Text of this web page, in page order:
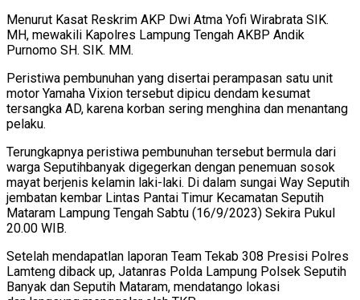
Menurut Kasat Reskrim AKP Dwi Atma Yofi Wirabrata SIK.
MH, mewakili Kapolres Lampung Tengah AKBP Andik
Purnomo SH. SIK. MM.
Peristiwa pembunuhan yang disertai perampasan satu unit
motor Yamaha Vixion tersebut dipicu dendam kesumat
tersangka AD, karena korban sering menghina dan menantang
pelaku.
Terungkapnya peristiwa pembunuhan tersebut bermula dari
warga Seputihbanyak digegerkan dengan penemuan sosok
mayat berjenis kelamin laki-laki. Di dalam sungai Way Seputih
jembatan kembar Lintas Pantai Timur Kecamatan Seputih
Mataram Lampung Tengah Sabtu (16/9/2023) Sekira Pukul
20.00 WIB.
Setelah mendapatlan laporan Team Tekab 308 Presisi Polres
Lamteng diback up, Jatanras Polda Lampung Polsek Seputih
Banyak dan Seputih Mataram, mendatango lokasi